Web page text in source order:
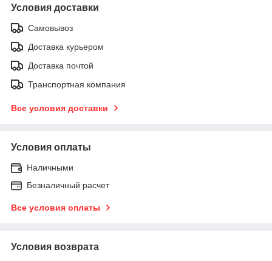
Условия доставки
Самовывоз
Доставка курьером
Доставка почтой
Транспортная компания
Все условия доставки
Условия оплаты
Наличными
Безналичный расчет
Все условия оплаты
Условия возврата